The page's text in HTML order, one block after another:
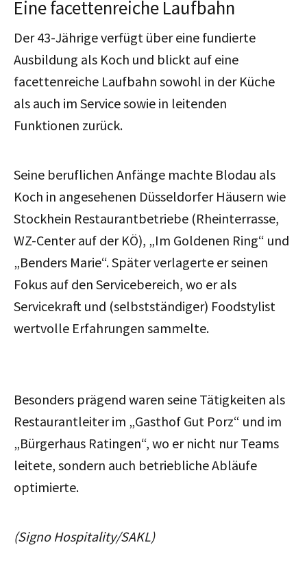
Eine facettenreiche Laufbahn
Der 43-Jährige verfügt über eine fundierte
Ausbildung als Koch und blickt auf eine
facettenreiche Laufbahn sowohl in der Küche
als auch im Service sowie in leitenden
Funktionen zurück.
Seine beruflichen Anfänge machte Blodau als
Koch in angesehenen Düsseldorfer Häusern wie
Stockhein Restaurantbetriebe (Rheinterrasse,
WZ-Center auf der KÖ), „Im Goldenen Ring“ und
„Benders Marie“. Später verlagerte er seinen
Fokus auf den Servicebereich, wo er als
Servicekraft und (selbstständiger) Foodstylist
wertvolle Erfahrungen sammelte.
Besonders prägend waren seine Tätigkeiten als
Restaurantleiter im „Gasthof Gut Porz“ und im
„Bürgerhaus Ratingen“, wo er nicht nur Teams
leitete, sondern auch betriebliche Abläufe
optimierte.
(Signo Hospitality/SAKL)